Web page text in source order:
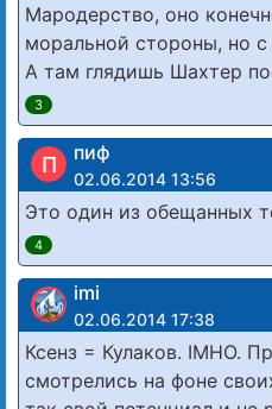
Мародерство, оно
моральной стороны, но
А там глядишь Шахтер
3
П пиф
02.06.2014 13:56
Это один из обещанных
4
imi
02.06.2014 17:38
Ксенз = Кулаков. IMHO.
смотрелись на фоне